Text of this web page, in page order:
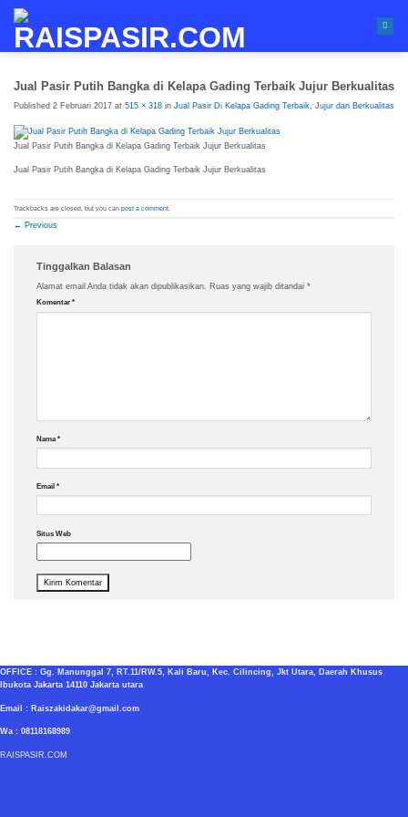
content
Jual Pasir Putih Bangka di Kelapa Gading Terbaik Jujur Berkualitas
Published 2 Februari 2017 at 515 × 318 in Jual Pasir Di Kelapa Gading Terbaik, Jujur dan Berkualitas
Jual Pasir Putih Bangka di Kelapa Gading Terbaik Jujur Berkualitas
Jual Pasir Putih Bangka di Kelapa Gading Terbaik Jujur Berkualitas
Trackbacks are closed, but you can post a comment.
← Previous
Tinggalkan Balasan
Alamat email Anda tidak akan dipublikasikan. Ruas yang wajib ditandai *
Komentar *
Nama*
Email *
Situs Web
OFFICE : Gg. Manunggal 7, RT.11/RW.5, Kali Baru, Kec. Cilincing, Jkt Utara, Daerah Khusus
Ibukota Jakarta 14110 Jakarta utara
Email : Raiszakidakar@gmail.com
Wa : 08118168989
RAISPASIR.COM